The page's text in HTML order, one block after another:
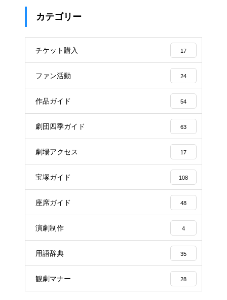
カテゴリー
チケット購入 17
ファン活動 24
作品ガイド 54
劇団四季ガイド 63
劇場アクセス 17
宝塚ガイド 108
座席ガイド 48
演劇制作 4
用語辞典 35
観劇マナー 28